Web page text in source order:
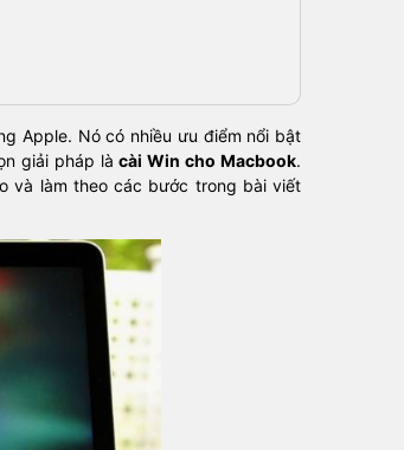
Apple. Nó có nhiều ưu điểm nổi bật
giải pháp làcài Win cho Macbook.
và làm theo các bước trong bài viết